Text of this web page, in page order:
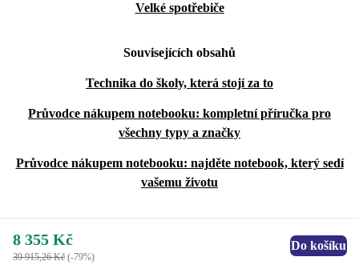
Velké spotřebiče
Souvisejících obsahů
Technika do školy, která stojí za to
Průvodce nákupem notebooku: kompletní příručka pro
všechny typy a značky
Průvodce nákupem notebooku: najděte notebook, který sedí
vašemu životu
8 355 Kč
39 915,26 Kč (-79%)
Do košíku